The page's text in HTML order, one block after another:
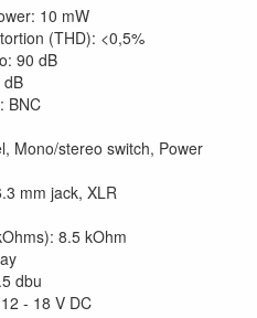
10 mW
(THD): <0,5%
90 dB
dB
BNC
Mono/stereo switch, Power
mm jack, XLR
8.5 kOhm
dbu
- 18 V DC